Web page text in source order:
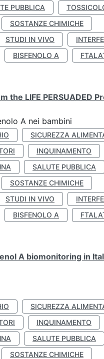
PUBBLICA
SOSTANZE CHIMICHE
STUDI IN VIVO
BISFENOLO A
the LIFE PERSUADED
A nei bambini
SICUREZZA
INQUINAMENTO
SALUTE PUBBLICA
SOSTANZE CHIMICHE
STUDI IN VIVO
BISFENOLO A
A biomonitoring in
SICUREZZA
INQUINAMENTO
SALUTE PUBBLICA
SOSTANZE CHIMICHE